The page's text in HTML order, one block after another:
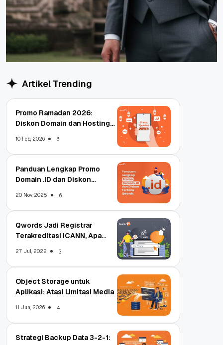
Artikel Trending
Promo Ramadan 2026:
Diskon Domain dan Hosting
10 Feb, 2026 6
Panduan Lengkap Promo
Domain .ID dan Diskon
20 Nov, 2025 6
Qwords Jadi Registrar
Terakreditasi ICANN, Apa
27 Jul, 2022 3
Object Storage untuk
Aplikasi: Atasi Limitasi Media
11 Jun, 2026 4
Strategi Backup Data 3-2-1: